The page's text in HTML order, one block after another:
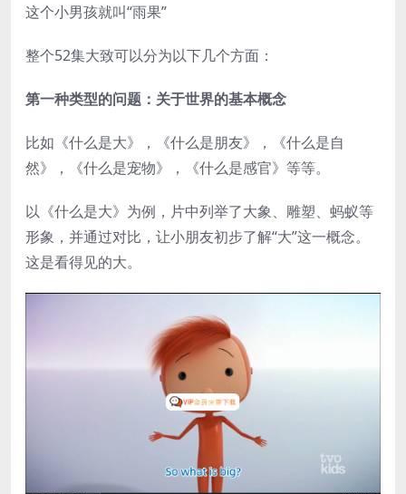
这个小男孩就叫“雨果”
整个52集大致可以分为以下几个方面：
第一种类型的问题：关于世界的基本概念
比如《什么是大》，《什么是朋友》，《什么是自
然》，《什么是宠物》，《什么是感官》等等。
以《什么是大》为例，片中列举了大象、雕塑、蚂蚁等
形象，并通过对比，让小朋友初步了解“大”这一概念。
这是看得见的大。